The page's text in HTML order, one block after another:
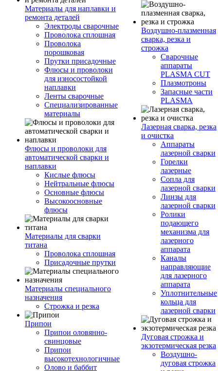
Материалы для наплавки и
ремонта деталей
Электроды сварочные
Проволока сплошная
Проволока
порошковая
Прутки присадочные
Флюсы и проволоки
для износостойкой
наплавки
Ленты сварочные
Специализированные
материалы
Флюсы и проволоки для
автоматической сварки и
наплавки
Кислые флюсы
Нейтральные флюсы
Основные флюсы
Высокоосновные
флюсы
Материалы для сварки
титана
Проволока сплошная
Присадочные прутки
Материалы специального
назначения
Строжка и резка
Припои
Припои оловянно-
свинцовые
Припои
высокотехнологичные
Олово и баббит
Воздушно-плазменная
сварка, резка и
строжка
Сварочные
аппараты
PLASMA CUT
Плазмотроны
Запасные части
PLASMA
Лазерная сварка, резка
и очистка
Аппараты
лазерной сварки
Горелки
лазерные
Сопла для
лазерной сварки
Линзы для
лазерной сварки
Ролики
подающего
механизма для
лазерного
аппарата
Каналы
направляющие
для лазерного
аппарата
Уплотнительные
кольца для
лазерной сварки
Дуговая строжка и
экзотермическая резка
Воздушно-
дуговая строжка